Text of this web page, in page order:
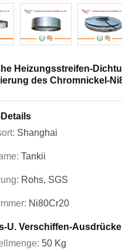
Heizungsstreifen-
des Chromnickel-
Shanghai
Tankii
Rohs, SGS
Ni80Cr20
U. Verschiffen-Ausdrücke
50 Kg